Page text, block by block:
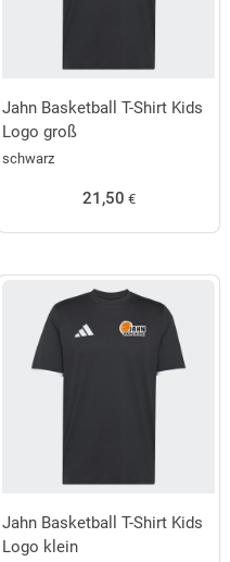
Jahn Basketball T-Shirt Kids
Logo groß
schwarz
21,50 €
Jahn Basketball T-Shirt Kids
Logo klein